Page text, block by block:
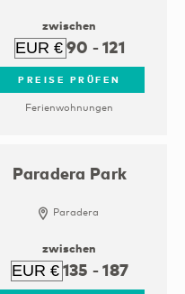
zwischen
90 -121
PREISE PRÜFEN
Ferienwohnungen
Paradera Park
Paradera
zwischen
135 -187